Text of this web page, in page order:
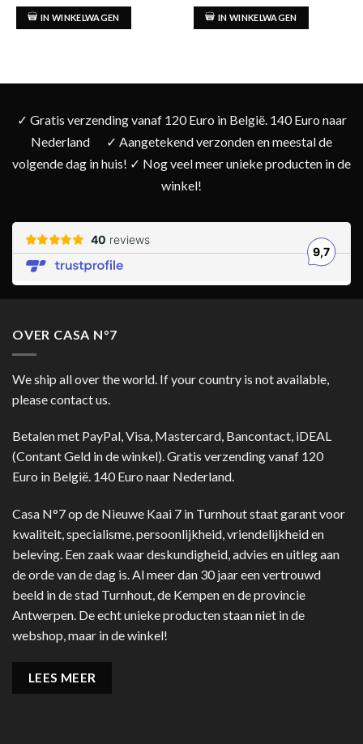
IN WINKELWAGEN IN WINKELWAGEN
✓ Gratis verzending vanaf 120 Euro in België. 140 Euro naar
Nederland
✓ Aangetekend verzonden en meestal de
volgende dag in huis! ✓ Nog veel meer unieke producten in de
winkel!
OVER CASA N°7
We ship all over the world. If your country is not available,
please contact us.
Betalen met PayPal, Visa, Mastercard, Bancontact, iDEAL
(Contant Geld in de winkel). Gratis verzending vanaf 120
Euro in België. 140 Euro naar Nederland.
Casa N°7 op de Nieuwe Kaai 7 in Turnhout staat garant voor
kwaliteit, specialisme, persoonlijkheid, vriendelijkheid en
beleving. Een zaak waar deskundigheid, advies en uitleg aan
de orde van de dag is. Al meer dan 30 jaar een vertrouwd
beeld in de stad Turnhout, de Kempen en de provincie
Antwerpen. De echt unieke producten staan niet in de
webshop, maar in de winkel!
LEES MEER